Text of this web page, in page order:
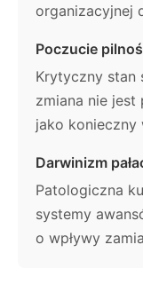
organizacyjnej
Poczucie
Krytyczny stan
zmiana nie
jako konieczny
Darwinizm
Patologiczna
systemy
o wpływy